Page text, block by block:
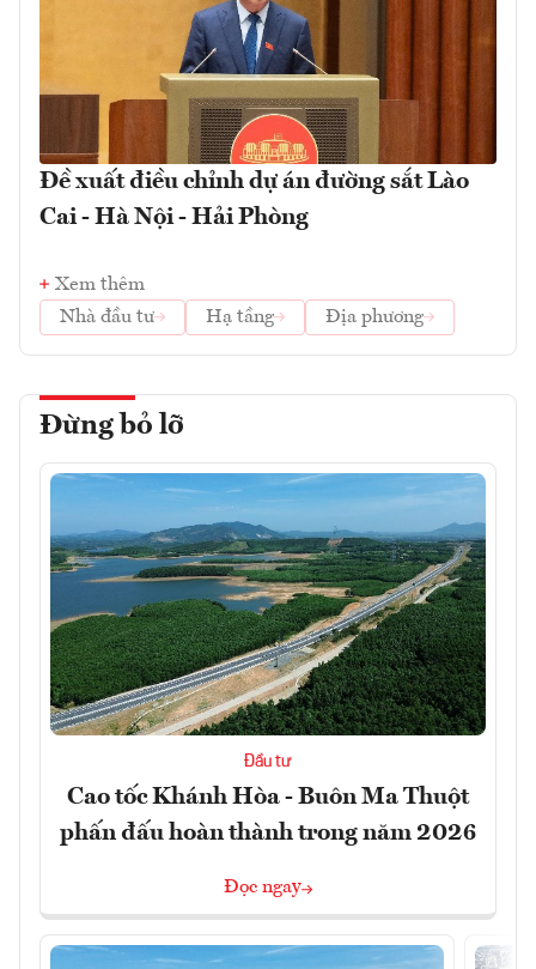
Đề xuất điều chỉnh dự án đường sắt Lào
Cai - Hà Nội - Hải Phòng
Xem thêm
Nhà đầu tư
Hạ tầng Địa phương
Đừng bỏ lỡ
Đầu tư
Cao tốc Khánh Hòa - Buôn Ma Thuột
phấn đấu hoàn thành trong năm 2026
Đọc ngay